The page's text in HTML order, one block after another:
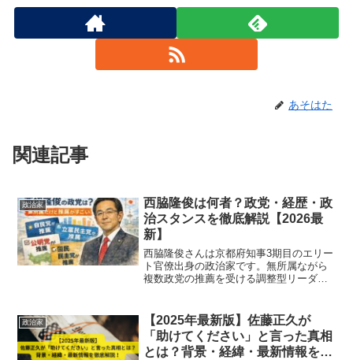
あそはた
関連記事
政治家
西脇隆俊は何者？政党・経歴・政
治スタンスを徹底解説【2026最
新】
西脇隆俊さんは京都府知事3期目のエリー
ト官僚出身の政治家です。無所属ながら
複数政党の推薦を受ける調整型リーダー
政治家
【2025年最新版】佐藤正久が
「助けてください」と言った真相
とは？背景・経緯・最新情報を徹